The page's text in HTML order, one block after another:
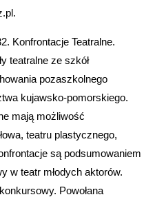
Konfrontacje Teatralne.
teatralne ze szkół
pozaszkolnego
kujawsko-pomorskiego.
mają możliwość
teatru plastycznego,
są podsumowaniem
w teatr młodych aktorów.
Powołana